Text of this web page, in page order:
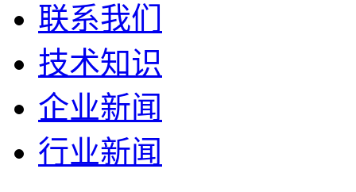
联系我们
技术知识
企业新闻
行业新闻